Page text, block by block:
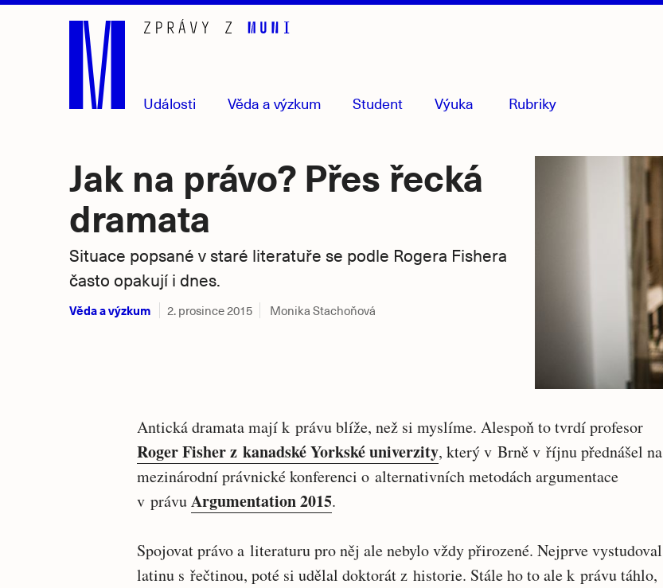
Události Věda a výzkum Student Výuka Rubriky
Jak na právo? Přes řecká
dramata
Situace popsané v staré literatuře se podle Rogera Fishera
často opakují i dnes.
Věda a výzkum 2. prosince 2015 Monika Stachoňová
Antická dramata mají k právu blíže, než si myslíme. Alespoň to tvrdí profesor
Roger Fisher z kanadské Yorkské univerzity, který v Brně v říjnu přednášel na
mezinárodní právnické konferenci o alternativních metodách argumentace
v právuArgumentation 2015.
Spojovat právo a literaturu pro něj ale nebylo vždy přirozené. Nejprve vystudoval
latinu s řečtinou, poté si udělal doktorát z historie. Stále ho to ale k právu táhlo,